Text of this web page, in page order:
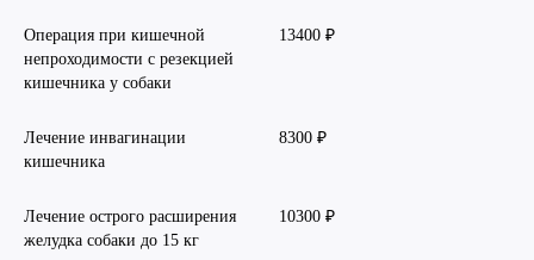
Операция при кишечной
непроходимости с резекцией
кишечника у собаки
13400 ₽
Лечение инвагинации
кишечника
8300 ₽
Лечение острого расширения
желудка собаки до 15 кг
10300 ₽